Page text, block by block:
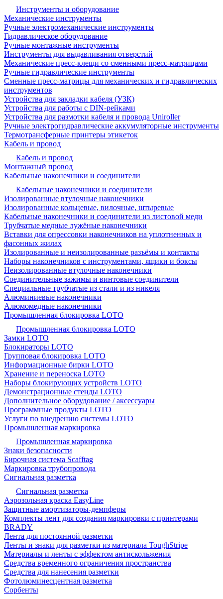
Инструменты и оборудование
Механические инструменты
Ручные электромеханические инструменты
Гидравлическое оборудование
Ручные монтажные инструменты
Инструменты для выдавливания отверстий
Механические пресс-клещи со сменными пресс-матрицами
Ручные гидравлические инструменты
Сменные пресс-матрицы для механических и гидравлических
инструментов
Устройства для закладки кабеля (УЗК)
Устройства для работы с DIN-рейками
Устройства для размотки кабеля и провода Uniroller
Ручные электрогидравлические аккумуляторные инструменты
Термотрансферные принтеры этикеток
Кабель и провод
Кабель и провод
Монтажный провод
Кабельные наконечники и соединители
Кабельные наконечники и соединители
Изолированные втулочные наконечники
Изолированные кольцевые, вилочные, штыревые
Кабельные наконечники и соединители из листовой меди
Трубчатые медные лужёные наконечники
Вставки для опрессовки наконечников на уплотненных и
фасонных жилах
Изолированные и неизолированные разъёмы и контакты
Наборы наконечников с инструментами, ящики и боксы
Неизолированные втулочные наконечники
Соединительные зажимы и винтовые соединители
Специальные трубчатые из стали и из никеля
Алюминиевые наконечники
Алюмомедные наконечники
Промышленная блокировка LOTO
Промышленная блокировка LOTO
Замки LOTO
Блокираторы LOTO
Групповая блокировка LOTO
Информационные бирки LOTO
Хранение и переноска LOTO
Наборы блокирующих устройств LOTO
Демонстрационные стенды LOTO
Дополнительное оборудование / аксессуары
Программные продукты LOTO
Услуги по внедрению системы LOTO
Промышленная маркировка
Промышленная маркировка
Знаки безопасности
Бирочная система Scafftag
Маркировка трубопровода
Сигнальная разметка
Сигнальная разметка
Аэрозольная краска EasyLine
Защитные амортизаторы-демпферы
Комплекты лент для создания маркировки с принтерами
BRADY
Лента для постоянной разметки
Ленты и знаки для разметки из материала ToughStripe
Материалы и ленты с эффектом антискольжения
Средства временного ограничения пространства
Средства для нанесения разметки
Фотолюминесцентная разметка
Сорбенты